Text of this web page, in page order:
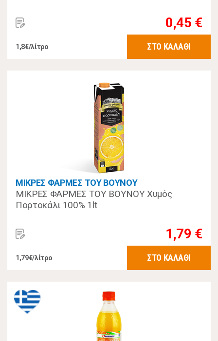
0,45 €
1,8€/λίτρο ΣΤΟ ΚΑΛΑΘΙ
ΜΙΚΡΕΣ ΦΑΡΜΕΣ ΤΟΥ ΒΟΥΝΟΥ
ΜΙΚΡΕΣ ΦΑΡΜΕΣ ΤΟΥ ΒΟΥΝΟΥ Χυμός
Πορτοκάλι 100% 1lt
1,79 €
1,79€/λίτρο ΣΤΟ ΚΑΛΑΘΙ